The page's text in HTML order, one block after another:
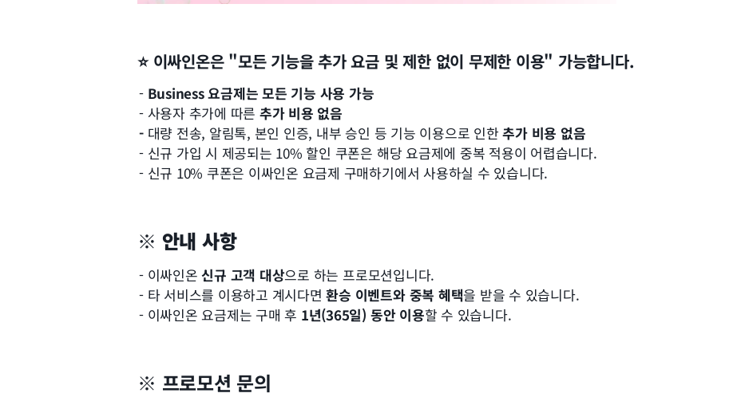
⭐ 이싸인온은 "모든 기능을 추가 요금 및 제한 없이 무제한 이용" 가능합니다.
- Business 요금제는 모든 기능 사용 가능
- 사용자 추가에 따른 추가 비용 없음
- 대량 전송, 알림톡, 본인 인증, 내부 승인 등 기능 이용으로 인한 추가 비용 없음
- 신규 가입 시 제공되는 10% 할인 쿠폰은 해당 요금제에 중복 적용이 어렵습니다.
- 신규 10% 쿠폰은 이싸인온 요금제 구매하기에서 사용하실 수 있습니다.
※ 안내 사항
- 이싸인온 신규 고객 대상으로 하는 프로모션입니다.
- 타 서비스를 이용하고 계시다면 환승 이벤트와 중복 혜택을 받을 수 있습니다.
- 이싸인온 요금제는 구매 후 1년(365일) 동안 이용할 수 있습니다.
※ 프로모션 문의